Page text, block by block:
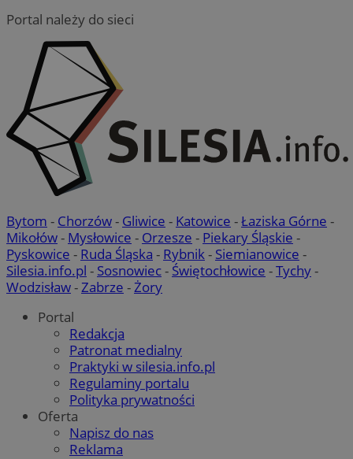
Portal należy do sieci
Bytom - Chorzów- Gliwice - Katowice -Łaziska Górne -
Mikołów- Mysłowice - Orzesze - Piekary Śląskie -
Pyskowice - Ruda Śląska - Rybnik- Siemianowice -
Silesia.info.pl - Sosnowiec- Świętochłowice -Tychy-
Wodzisław-Zabrze -Żory
Portal
Redakcja
Patronat medialny
Praktyki w silesia.info.pl
Regulaminy portalu
Polityka prywatności
Oferta
Napisz do nas
Reklama